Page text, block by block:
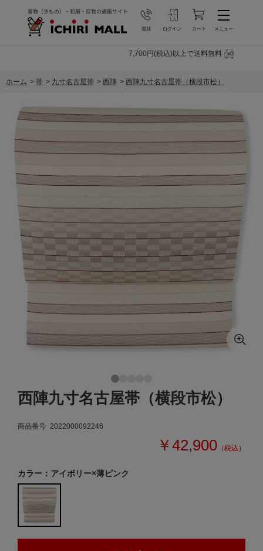
7,700円(税込)以上で送料無料
ホーム > 帯 > 九寸名古屋帯 > 西陣 > 西陣九寸名古屋帯（横段市松）
西陣九寸名古屋帯（横段市松）
商品番号 2022000092246
￥42,900 （税込）
カラー：アイボリー×薄ピンク